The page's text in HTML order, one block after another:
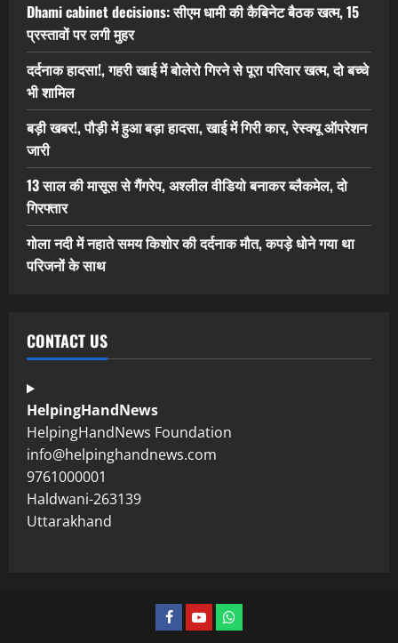
Dhami cabinet decisions: सीएम धामी की कैबिनेट बैठक खत्म, 15
प्रस्तावों पर लगी मुहर
दर्दनाक हादसा!, गहरी खाई में बोलेरो गिरने से पूरा परिवार खत्म, दो बच्चे
भी शामिल
बड़ी खबर!, पौड़ी में हुआ बड़ा हादसा, खाई में गिरी कार, रेस्क्यू ऑपरेशन
जारी
13 साल की मासूस से गैंगरेप, अश्लील वीडियो बनाकर ब्लैकमेल, दो
गिरफ्तार
गोला नदी में नहाते समय किशोर की दर्दनाक मौत, कपड़े धोने गया था
परिजनों के साथ
CONTACT US
HelpingHandNews
HelpingHandNews Foundation
info@helpinghandnews.com
9761000001
Haldwani-263139
Uttarakhand